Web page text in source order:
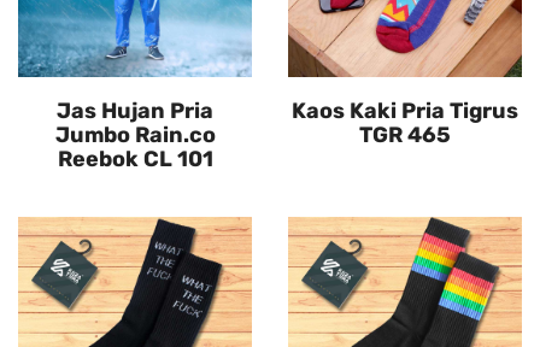
Jas Hujan Pria
Jumbo Rain.co
Reebok CL 101
Kaos Kaki Pria Tigrus
TGR 465